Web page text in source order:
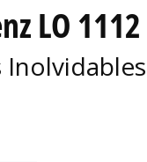
LO